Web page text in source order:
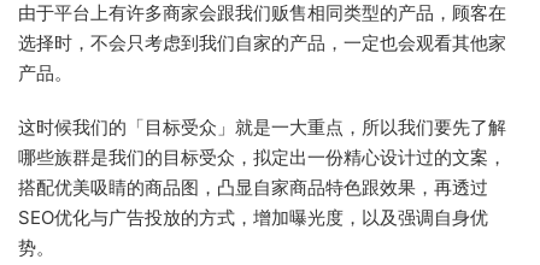
由于平台上有许多商家会跟我们贩售相同类型的产品，顾客在
选择时，不会只考虑到我们自家的产品，一定也会观看其他家
产品。
这时候我们的「目标受众」就是一大重点，所以我们要先了解
哪些族群是我们的目标受众，拟定出一份精心设计过的文案，
搭配优美吸睛的商品图，凸显自家商品特色跟效果，再透过
SEO优化与广告投放的方式，增加曝光度，以及强调自身优
势。